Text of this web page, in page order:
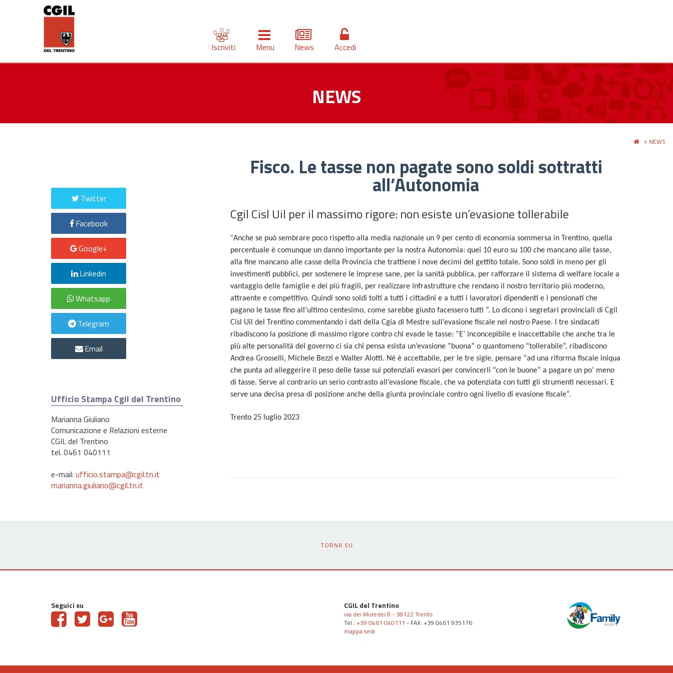
Iscriviti Menu News Accedi
NEWS
NEWS
Fisco. Le tasse non pagate sono soldi sottratti
all’Autonomia
Cgil Cisl Uil per il massimo rigore: non esiste un’evasione tollerabile
“Anche se può sembrare poco rispetto alla media nazionale un 9 per cento di economia sommersa in Trentino, quella
percentuale è comunque un danno importante per la nostra Autonomia: quei 10 euro su 100 che mancano alle tasse,
alla fine mancano alle casse della Provincia che trattiene i nove decimi del gettito totale. Sono soldi in meno per gli
investimenti pubblici, per sostenere le imprese sane, per la sanità pubblica, per rafforzare il sistema di welfare locale a
vantaggio delle famiglie e dei più fragili, per realizzare infrastrutture che rendano il nostro territorio più moderno,
attraente e competitivo. Quindi sono soldi tolti a tutti i cittadini e a tutti i lavoratori dipendenti e i pensionati che
pagano le tasse fino all’ultimo centesimo, come sarebbe giusto facessero tutti ”. Lo dicono i segretari provinciali di Cgil
Cisl Uil del Trentino commentando i dati della Cgia di Mestre sull’evasione fiscale nel nostro Paese. I tre sindacati
ribadiscono la posizione di massimo rigore contro chi evade le tasse: “E’ inconcepibile e inaccettabile che anche tra le
più alte personalità del governo ci sia chi pensa esista un’evasione “buona” o quantomeno “tollerabile”, ribadiscono
Andrea Grosselli, Michele Bezzi e Walter Alotti. Né è accettabile, per le tre sigle, pensare “ad una riforma fiscale iniqua
che punta ad alleggerire il peso delle tasse sui potenziali evasori per convincerli “con le buone” a pagare un po’ meno
di tasse. Serve al contrario un serio contrasto all’evasione fiscale, che va potenziata con tutti gli strumenti necessari. E
serve una decisa presa di posizione anche della giunta provinciale contro ogni livello di evasione fiscale”.
Trento 25 luglio 2023
Twitter
Facebook
Google+
Linkedin
Whatsapp
Telegram
Email
Ufficio Stampa Cgil del Trentino
Marianna Giuliano
Comunicazione e Relazioni esterne
CGIL del Trentino
tel. 0461 040111
e-mail: ufficio.stampa@cgil.tn.it
marianna.giuliano@cgil.tn.it
TORNA SU
Seguici su CGIL del Trentino
via dei Muredei 8 - 38122 Trento
Tel.: +39 0461 040111 - FAX: +39 0461 935176
mappa sedi